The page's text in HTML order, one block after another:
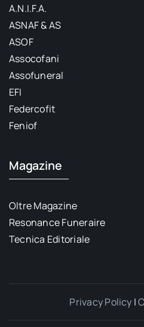
A.N.I.F.A.
ASNAF & AS
ASOF
Assocofani
Assofuneral
EFI
Federcofit
Feniof
Magazine
Oltre Magazine
Resonance Funeraire
Tecnica Editoriale
Privacy Policy |